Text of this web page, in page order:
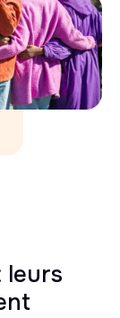
leurs